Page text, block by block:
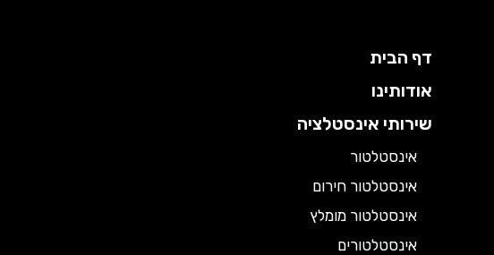
דף הבית
אודותינו
שירותי אינסטלציה
אינסטלטור
אינסטלטור חירום
אינסטלטור מומלץ
אינסטלטורים